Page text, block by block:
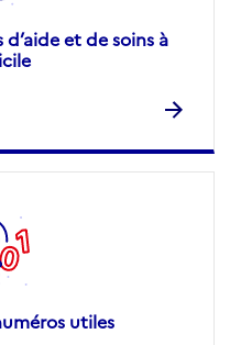
et de soins à
utiles